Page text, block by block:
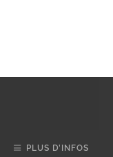
PLUS D’INFOS